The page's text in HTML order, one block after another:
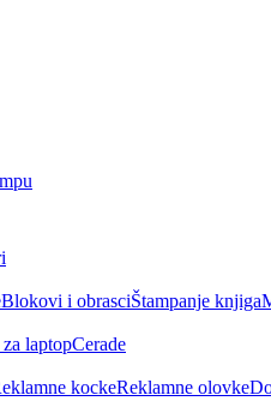
Blokovi i obrasciŠtampanje knjiga
laptopCerade
kockeReklamne olovke